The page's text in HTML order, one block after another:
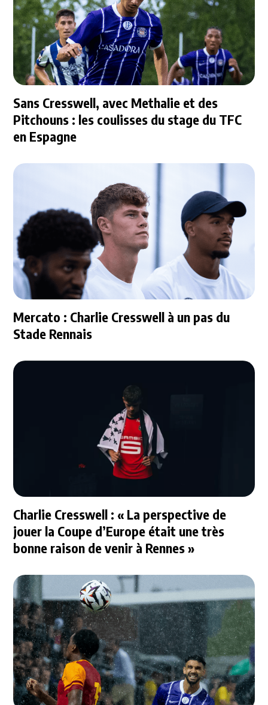
Sans Cresswell, avec Methalie et des
Pitchouns : les coulisses du stage du TFC
en Espagne
Mercato : Charlie Cresswell à un pas du
Stade Rennais
Charlie Cresswell : « La perspective de
jouer la Coupe d’Europe était une très
bonne raison de venir à Rennes »